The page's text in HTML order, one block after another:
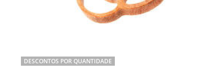
DESCONTOS POR QUANTIDADE